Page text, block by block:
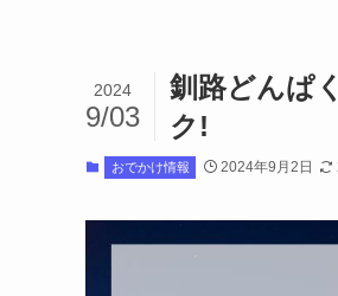
釧路どんぱ
ク!
2024
9/03
おでかけ情報 2024年9月2日